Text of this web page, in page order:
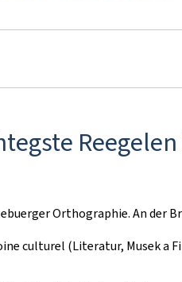
Orthographie. An der
culturel (Literatur, Musek a